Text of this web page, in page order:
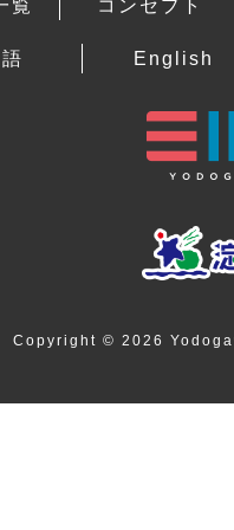
覧 コンセプト
English
Copyright © 2026